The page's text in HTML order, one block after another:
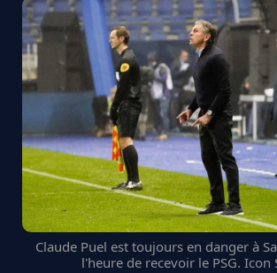
Claude Puel est toujours en danger à
l'heure de recevoir le PSG. Icon